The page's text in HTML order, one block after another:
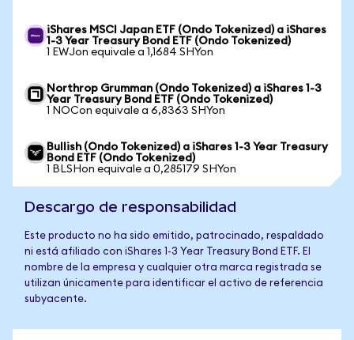
iShares MSCI Japan ETF (Ondo Tokenized) a iShares
1-3 Year Treasury Bond ETF (Ondo Tokenized)
1 EWJon equivale a 1,1684 SHYon
Northrop Grumman (Ondo Tokenized) a iShares 1-3
Year Treasury Bond ETF (Ondo Tokenized)
1 NOCon equivale a 6,8363 SHYon
Bullish (Ondo Tokenized) a iShares 1-3 Year Treasury
Bond ETF (Ondo Tokenized)
1 BLSHon equivale a 0,285179 SHYon
Descargo de responsabilidad
Este producto no ha sido emitido, patrocinado, respaldado
ni está afiliado con iShares 1-3 Year Treasury Bond ETF. El
nombre de la empresa y cualquier otra marca registrada se
utilizan únicamente para identificar el activo de referencia
subyacente.